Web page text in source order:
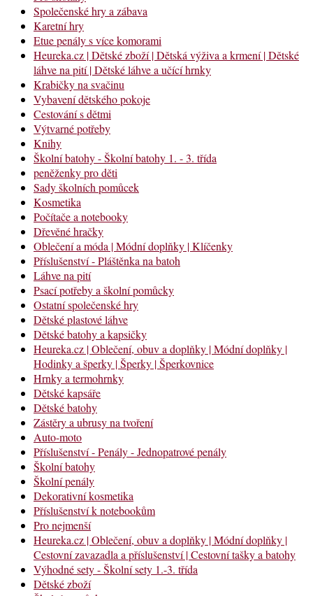
Společenské hry a zábava
Karetní hry
Etue penály s více komorami
Heureka.cz | Dětské zboží | Dětská výživa a krmení | Dětské
láhve na pití | Dětské láhve a učící hrnky
Krabičky na svačinu
Vybavení dětského pokoje
Cestování s dětmi
Výtvarné potřeby
Knihy
Školní batohy - Školní batohy 1. - 3. třída
peněženky pro děti
Sady školních pomůcek
Kosmetika
Počítače a notebooky
Dřevěné hračky
Oblečení a móda | Módní doplňky | Klíčenky
Příslušenství - Pláštěnka na batoh
Láhve na pití
Psací potřeby a školní pomůcky
Ostatní společenské hry
Dětské plastové láhve
Dětské batohy a kapsičky
Heureka.cz | Oblečení, obuv a doplňky | Módní doplňky |
Hodinky a šperky | Šperky | Šperkovnice
Hrnky a termohrnky
Dětské kapsáře
Dětské batohy
Zástěry a ubrusy na tvoření
Auto-moto
Příslušenství - Penály - Jednopatrové penály
Školní batohy
Školní penály
Dekorativní kosmetika
Příslušenství k notebookům
Pro nejmenší
Heureka.cz | Oblečení, obuv a doplňky | Módní doplňky |
Cestovní zavazadla a příslušenství | Cestovní tašky a batohy
Výhodné sety - Školní sety 1.-3. třída
Dětské zboží